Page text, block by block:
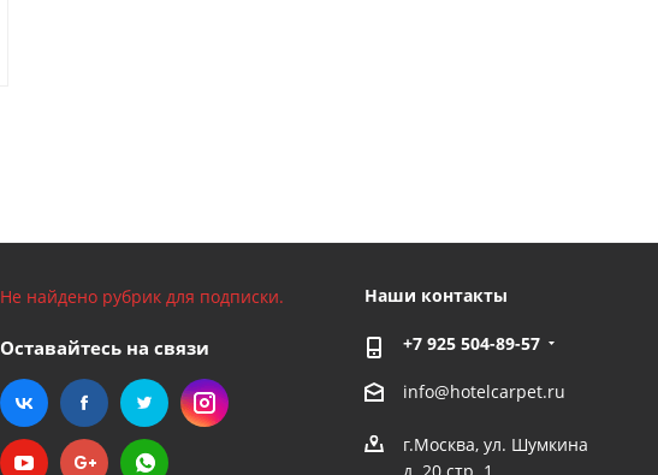
Не найдено рубрик для подписки.
Оставайтесь на связи
Наши контакты
+7 925 504-89-57
info@hotelcarpet.ru
г.Москва, ул. Шумкина